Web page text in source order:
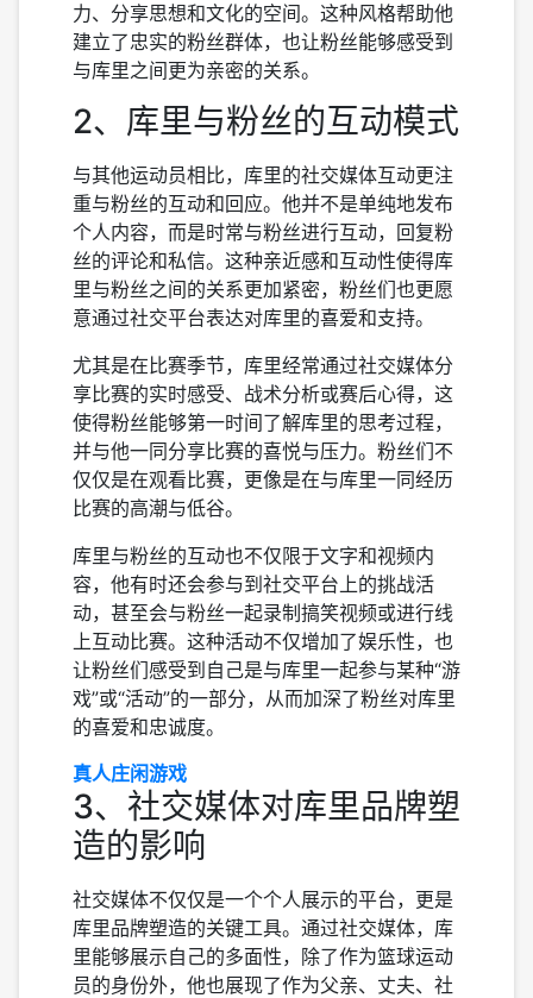
力、分享思想和文化的空间。这种风格帮助他
建立了忠实的粉丝群体，也让粉丝能够感受到
与库里之间更为亲密的关系。
2、库里与粉丝的互动模式
与其他运动员相比，库里的社交媒体互动更注
重与粉丝的互动和回应。他并不是单纯地发布
个人内容，而是时常与粉丝进行互动，回复粉
丝的评论和私信。这种亲近感和互动性使得库
里与粉丝之间的关系更加紧密，粉丝们也更愿
意通过社交平台表达对库里的喜爱和支持。
尤其是在比赛季节，库里经常通过社交媒体分
享比赛的实时感受、战术分析或赛后心得，这
使得粉丝能够第一时间了解库里的思考过程，
并与他一同分享比赛的喜悦与压力。粉丝们不
仅仅是在观看比赛，更像是在与库里一同经历
比赛的高潮与低谷。
库里与粉丝的互动也不仅限于文字和视频内
容，他有时还会参与到社交平台上的挑战活
动，甚至会与粉丝一起录制搞笑视频或进行线
上互动比赛。这种活动不仅增加了娱乐性，也
让粉丝们感受到自己是与库里一起参与某种“游
戏”或“活动”的一部分，从而加深了粉丝对库里
的喜爱和忠诚度。
真人庄闲游戏
3、社交媒体对库里品牌塑
造的影响
社交媒体不仅仅是一个个人展示的平台，更是
库里品牌塑造的关键工具。通过社交媒体，库
里能够展示自己的多面性，除了作为篮球运动
员的身份外，他也展现了作为父亲、丈夫、社